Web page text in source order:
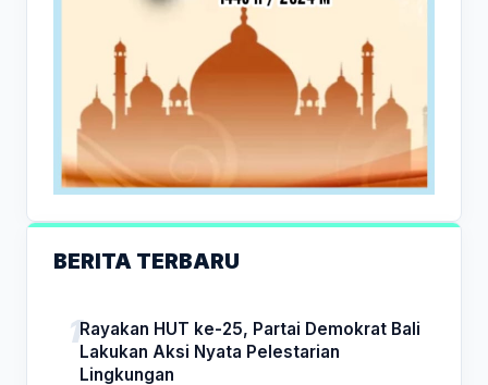
BERITA TERBARU
Rayakan HUT ke-25, Partai Demokrat Bali
Lakukan Aksi Nyata Pelestarian
Lingkungan